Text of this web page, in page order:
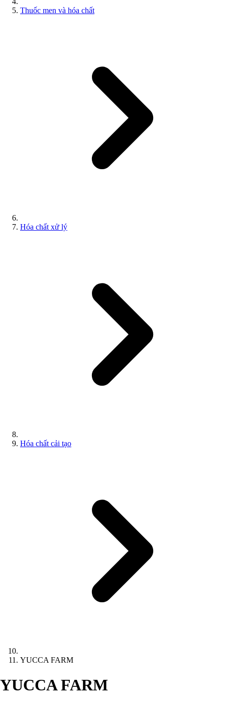
Thuốc men và hóa chất
Hóa chất xử lý
Hóa chất cải tạo
YUCCA FARM
YUCCA FARM